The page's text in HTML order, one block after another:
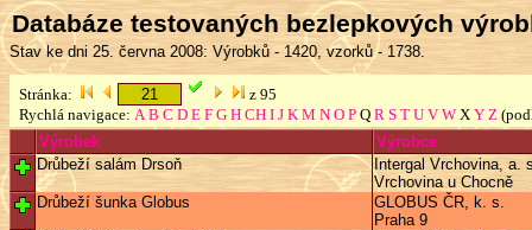
Databáze testovaných bezlepkových
Stav ke dni 25. června 2008: Výrobků - 1420, vzorků - 1738.
Stránka:
z 95
Rychlá navigace: A B C D E F G H CH I J K M N O P Q R S T U V W X Y Z
Výrobek
Výrobce
Drůbeží salám Drsoň
Intergal Vrchovina, a.
Vrchovina u Chocně
Drůbeží šunka Globus
GLOBUS ČR, k. s.
Praha 9